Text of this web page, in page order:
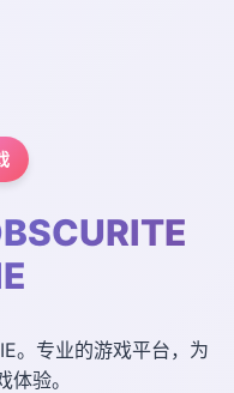
。专业的游戏平台，为
验。